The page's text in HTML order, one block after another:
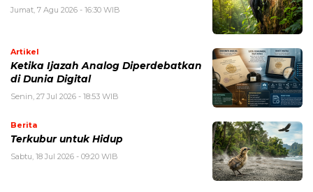
Jumat, 7 Agu 2026 - 16:30 WIB
Artikel
Ketika Ijazah Analog Diperdebatkan
di Dunia Digital
Senin, 27 Jul 2026 - 18:53 WIB
Berita
Terkubur untuk Hidup
Sabtu, 18 Jul 2026 - 09:20 WIB